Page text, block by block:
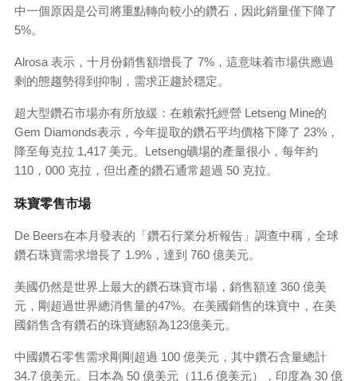
中一個原因是公司將重點轉向較小的鑽石，因此銷量僅下降了
5%。
Alrosa 表示，十月份銷售額增長了 7%，這意味着市場供應過
剩的態趨勢得到抑制，需求正趨於穩定。
超大型鑽石市場亦有所放緩：在賴索托經營 Letseng Mine的
Gem Diamonds表示，今年提取的鑽石平均價格下降了 23%，
降至每克拉 1,417 美元。Letseng礦場的產量很小，每年約
110，000 克拉，但出產的鑽石通常超過 50 克拉。
珠寶零售市場
De Beers在本月發表的「鑽石行業分析報告」調查中稱，全球
鑽石珠寶需求增長了 1.9%，達到 760 億美元。
美國仍然是世界上最大的鑽石珠寶市場，銷售額達 360 億美
元，剛超過世界總消售量的47%。在美國銷售的珠寶中，在美
國銷售含有鑽石的珠寶總額為123億美元。
中國鑽石零售需求剛剛超過 100 億美元，其中鑽石含量總計
34.7 億美元。日本為 50 億美元（11.6 億美元），印度為 30 億